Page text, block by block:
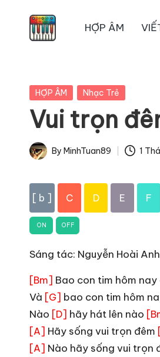
HỢP ÂM
Posted
HỢP ÂM Nhạc Trẻ
Vui trọn
Posted
By MinhTuan89 1
[ b ] C D E F
ON OFF
Sáng tác: Nguyễn Hoài
[Bm] Bao con tim hôm
Và [G] bao con tim hôm
Nào [D] hãy hát lên nào
[A] Hãy sống vui trọn đêm
[A] Nào hãy sống vui trọn